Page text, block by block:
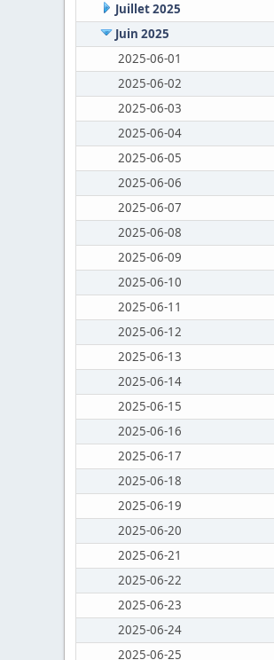
Juillet 2025
Juin 2025
2025-06-01
2025-06-02
2025-06-03
2025-06-04
2025-06-05
2025-06-06
2025-06-07
2025-06-08
2025-06-09
2025-06-10
2025-06-11
2025-06-12
2025-06-13
2025-06-14
2025-06-15
2025-06-16
2025-06-17
2025-06-18
2025-06-19
2025-06-20
2025-06-21
2025-06-22
2025-06-23
2025-06-24
2025-06-25